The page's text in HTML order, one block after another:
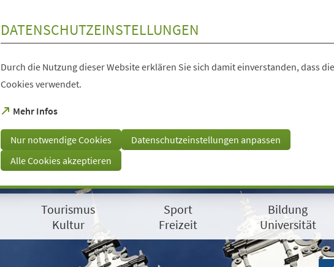
DATENSCHUTZEINSTELLUNGEN
Durch die Nutzung dieser Website erklären Sie sich damit einverstanden, dass
Cookies verwendet.
Mehr Infos
(Öffnet
einem
neuen
Tab)
Nur notwendige Cookies
Datenschutzeinstellungen anpassen
Alle Cookies akzeptieren
Tourismus
Kultur
Sport
Freizeit
Bildung
Universität